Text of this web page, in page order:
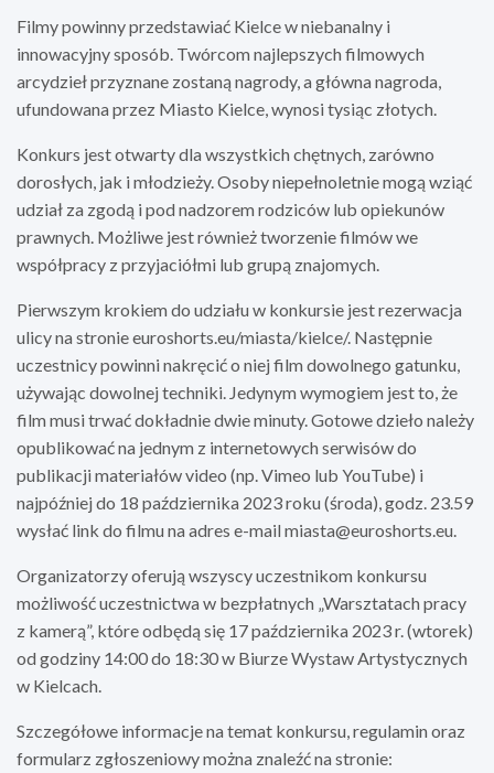
Filmy powinny przedstawiać Kielce w niebanalny i
innowacyjny sposób. Twórcom najlepszych filmowych
arcydzieł przyznane zostaną nagrody, a główna nagroda,
ufundowana przez Miasto Kielce, wynosi tysiąc złotych.
Konkurs jest otwarty dla wszystkich chętnych, zarówno
dorosłych, jak i młodzieży. Osoby niepełnoletnie mogą wziąć
udział za zgodą i pod nadzorem rodziców lub opiekunów
prawnych. Możliwe jest również tworzenie filmów we
współpracy z przyjaciółmi lub grupą znajomych.
Pierwszym krokiem do udziału w konkursie jest rezerwacja
ulicy na stronie euroshorts.eu/miasta/kielce/. Następnie
uczestnicy powinni nakręcić o niej film dowolnego gatunku,
używając dowolnej techniki. Jedynym wymogiem jest to, że
film musi trwać dokładnie dwie minuty. Gotowe dzieło należy
opublikować na jednym z internetowych serwisów do
publikacji materiałów video (np. Vimeo lub YouTube) i
najpóźniej do 18 października 2023 roku (środa), godz. 23.59
wysłać link do filmu na adres e-mailmiasta@euroshorts.eu
Organizatorzy oferują wszyscy uczestnikom konkursu
możliwość uczestnictwa w bezpłatnych „Warsztatach pracy
z kamerą”, które odbędą się 17 października 2023 r. (wtorek)
od godziny 14:00 do 18:30 w Biurze Wystaw Artystycznych
w Kielcach.
Szczegółowe informacje na temat konkursu, regulamin oraz
formularz zgłoszeniowy można znaleźć na stronie: